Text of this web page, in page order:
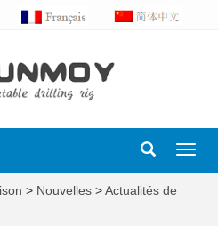
> Nouvelles >Actualités de